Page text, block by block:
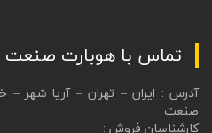
تماس با هوبارت صنعت
صنعت
کارشناسان فروش :